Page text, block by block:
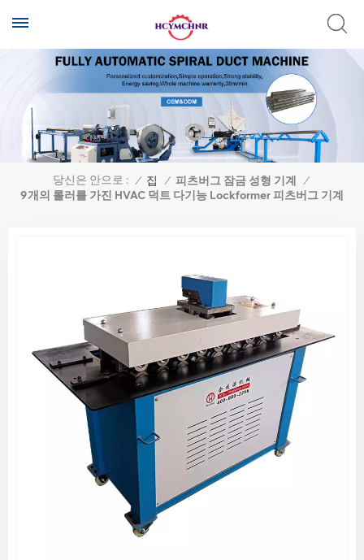
당신은 안으로 : / 집 / 피츠버그 잠금 성형 기계
/
9개의 롤러를 가진 HVAC 덕트 다기능 Lockformer 피츠버그 기계